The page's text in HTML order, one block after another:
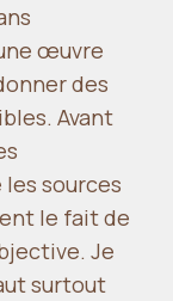
œuvre
des
Avant
sources
le fait de
Je
surtout